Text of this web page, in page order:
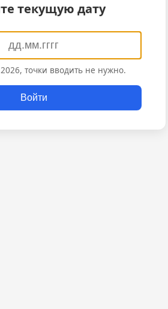
текущую дату
точки вводить не нужно.
Войти